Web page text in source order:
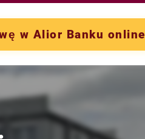
w Alior Banku online